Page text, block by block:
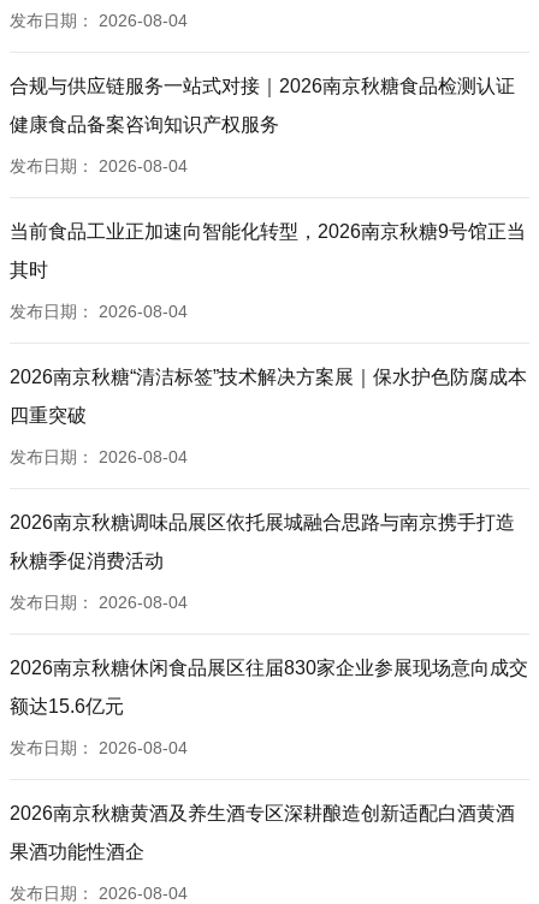
发布日期： 2026-08-04
合规与供应链服务一站式对接｜2026南京秋糖食品检测认证
健康食品备案咨询知识产权服务
发布日期： 2026-08-04
当前食品工业正加速向智能化转型，2026南京秋糖9号馆正当
其时
发布日期： 2026-08-04
2026南京秋糖“清洁标签”技术解决方案展｜保水护色防腐成本
四重突破
发布日期： 2026-08-04
2026南京秋糖调味品展区依托展城融合思路与南京携手打造
秋糖季促消费活动
发布日期： 2026-08-04
2026南京秋糖休闲食品展区往届830家企业参展现场意向成交
额达15.6亿元
发布日期： 2026-08-04
2026南京秋糖黄酒及养生酒专区深耕酿造创新适配白酒黄酒
果酒功能性酒企
发布日期： 2026-08-04